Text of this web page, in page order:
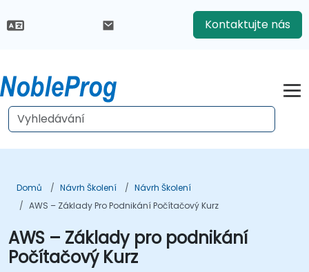
Kontaktujte nás
Domů Návrh Školení
Návrh Školení
AWS – Základy Pro Podnikání Počítačový Kurz
AWS – Základy pro podnikání
Počítačový Kurz